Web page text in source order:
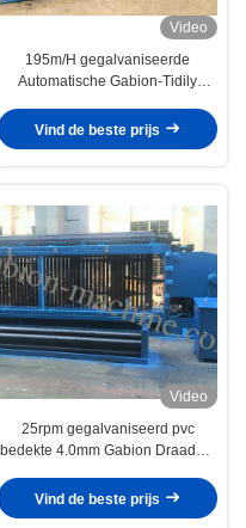
Video
195m/H gegalvaniseerde
Automatische Gabion-Tidily
Vind de beste prijs
Video
25rpm gegalvaniseerd pvc
bedekte 4.0mm Gabion Draadnet
Vind de beste prijs